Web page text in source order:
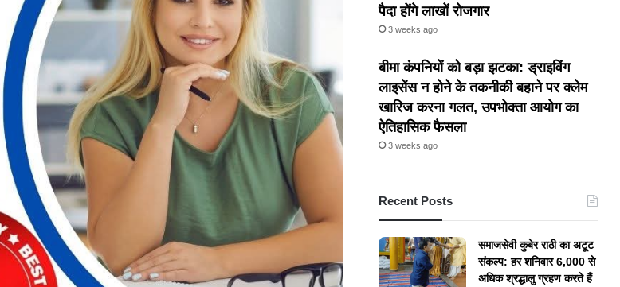
पैदा होंगे लाखों रोजगार
3 weeks ago
बीमा कंपनियों को बड़ा झटका: ड्राइविंग
लाइसेंस न होने के तकनीकी बहाने पर क्लेम
खारिज करना गलत, उपभोक्ता आयोग का
ऐतिहासिक फैसला
3 weeks ago
Recent Posts
समाजसेवी कुबेर राठी का अटूट
संकल्प: हर शनिवार 6,000 से
अधिक श्रद्धालु ग्रहण करते हैं